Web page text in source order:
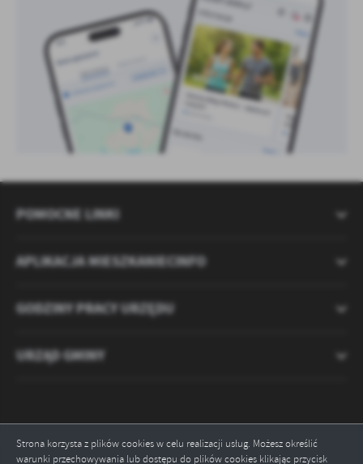
Strona korzysta z plików cookies w celu realizacji usług. Możesz określić
warunki przechowywania lub dostępu do plików cookies klikając przycisk
POMOCNE LINKI
APLIKACJA MIESZKANIECINFO
GODZINY PRACY URZĘDU
URZĄD GMINY